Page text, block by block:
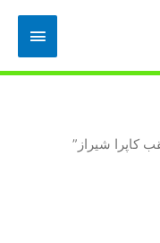
اصلی
كاپرا شيراز”